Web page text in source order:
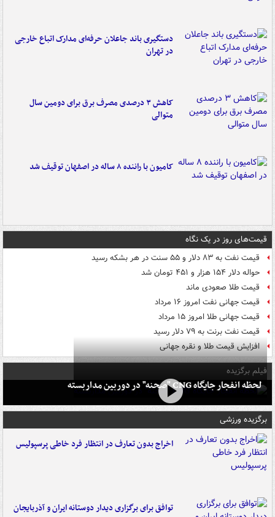
دستگیری باند جاعلان حرفه‌ای مدارک اتباع خارجی
در تهران
کاهش ۳ درصدی مصرف برق برای دومین سال
متوالی
کامیون با راننده ۸ ساله در اصفهان توقیف شد
قیمت‌های روز در یک نگاه
قیمت نفت به ۸۳ دلار و ۵۵ سنت در هر بشکه رسید
حواله دلار ۱۵۴ هزار و ۴۵۱ تومان شد
قیمت طلا صعودی ماند
قیمت جهانی نفت امروز ۱۶ مرداد
قیمت جهانی طلا امروز ۱۵ مرداد
قیمت نفت برنت به ۷۹ دلار رسید
افزایش قیمت طلا و نقره جهانی
فیلم برگزیده
لحظه انفجار جایگاه CNG "صحنه" در دوربین مداربسته
برگزیده ورزشی
اخراج بدون تعارف در انتظار فرد خاطی پرسپولیس
توافق برای برگزاری دیدار دوستانه ایران و آذربایجان